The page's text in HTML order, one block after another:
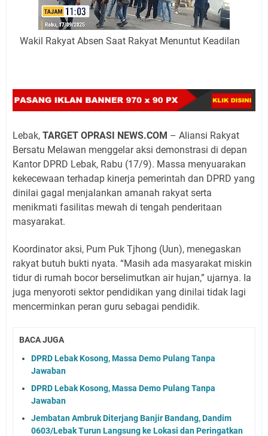
Wakil Rakyat Absen Saat Rakyat Menuntut Keadilan
Lebak, TARGET OPRASI NEWS.COM – Aliansi Rakyat
Bersatu Melawan menggelar aksi demonstrasi di depan
Kantor DPRD Lebak, Rabu (17/9). Massa menyuarakan
kekecewaan terhadap kinerja pemerintah dan DPRD yang
dinilai gagal menjalankan amanah rakyat serta
menikmati fasilitas mewah di tengah penderitaan
masyarakat.
Koordinator aksi, Pum Puk Tjhong (Uun), menegaskan
rakyat butuh bukti nyata. “Masih ada masyarakat miskin
tidur di rumah bocor berselimutkan air hujan,” ujarnya. Ia
juga menyoroti sektor pendidikan yang dinilai tidak lagi
mencerminkan peran guru sebagai pendidik.
BACA JUGA
DPRD Lebak Kosong, Massa Demo Pulang Tanpa
Jawaban
DPRD Lebak Kosong, Massa Demo Pulang Tanpa
Jawaban
Jembatan Ambruk Diterjang Banjir Bandang, Dandim
0603/Lebak Turun Langsung ke Lokasi dan Peringatkan